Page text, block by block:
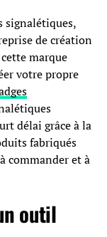
signalétiques,
de création
marque
votre propre
délai grâce à la
fabriqués
commander et à
outil